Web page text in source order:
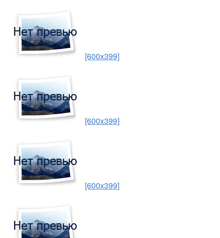
[600x399]
[600x399]
[600x399]